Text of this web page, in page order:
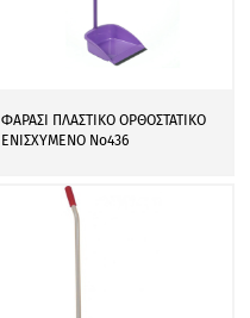
ΦΑΡΑΣΙ ΠΛΑΣΤΙΚΟ ΟΡΘΟΣΤΑΤΙΚΟ
ΕΝΙΣΧΥΜΕΝΟ Νο436